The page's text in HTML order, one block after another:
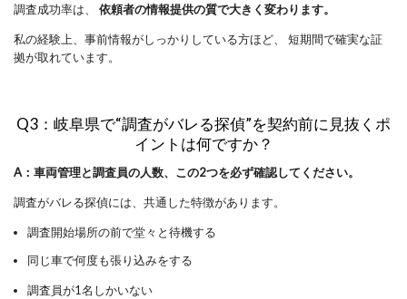
調査成功率は、 依頼者の情報提供の質で大きく変わります。
私の経験上、事前情報がしっかりしている方ほど、 短期間で確実な証
拠が取れています。
Q3：岐阜県で“調査がバレる探偵”を契約前に見抜くポ
イントは何ですか？
A：車両管理と調査員の人数、この2つを必ず確認してください。
調査がバレる探偵には、共通した特徴があります。
調査開始場所の前で堂々と待機する
同じ車で何度も張り込みをする
調査員が1名しかいない